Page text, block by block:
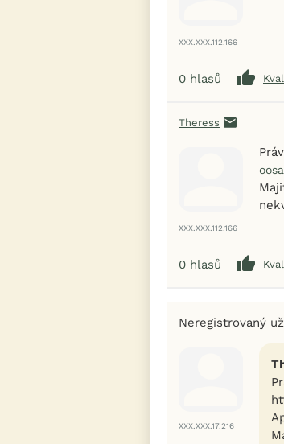
XXX.XXX.112.166
0 hlasů
Theress
XXX.XXX.112.166
0 hlasů
Neregistrovaný
XXX.XXX.17.216